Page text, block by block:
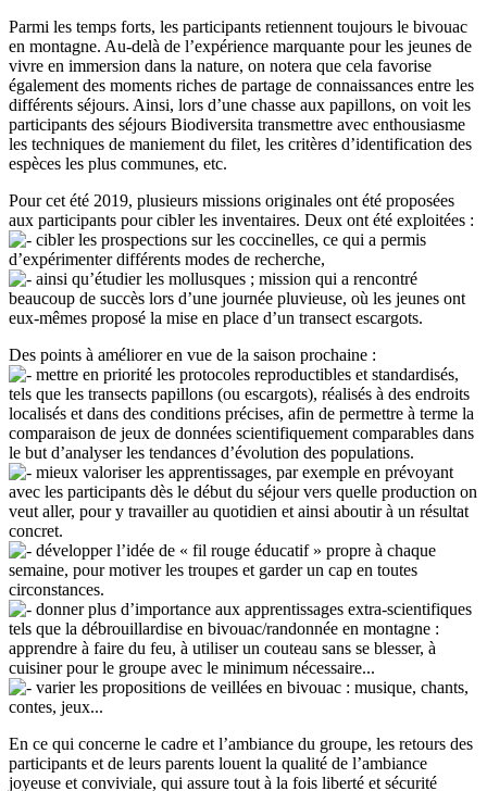
Parmi les temps forts, les participants retiennent toujours le bivouac
en montagne. Au-delà de l’expérience marquante pour les jeunes de
vivre en immersion dans la nature, on notera que cela favorise
également des moments riches de partage de connaissances entre les
différents séjours. Ainsi, lors d’une chasse aux papillons, on voit les
participants des séjours Biodiversita transmettre avec enthousiasme
les techniques de maniement du filet, les critères d’identification des
espèces les plus communes, etc.
Pour cet été 2019, plusieurs missions originales ont été proposées
aux participants pour cibler les inventaires. Deux ont été exploitées :
cibler les prospections sur les coccinelles, ce qui a permis
d’expérimenter différents modes de recherche,
ainsi qu’étudier les mollusques ; mission qui a rencontré
beaucoup de succès lors d’une journée pluvieuse, où les jeunes ont
eux-mêmes proposé la mise en place d’un transect escargots.
Des points à améliorer en vue de la saison prochaine :
mettre en priorité les protocoles reproductibles et standardisés,
tels que les transects papillons (ou escargots), réalisés à des endroits
localisés et dans des conditions précises, afin de permettre à terme la
comparaison de jeux de données scientifiquement comparables dans
le but d’analyser les tendances d’évolution des populations.
mieux valoriser les apprentissages, par exemple en prévoyant
avec les participants dès le début du séjour vers quelle production on
veut aller, pour y travailler au quotidien et ainsi aboutir à un résultat
concret.
développer l’idée de « fil rouge éducatif » propre à chaque
semaine, pour motiver les troupes et garder un cap en toutes
circonstances.
donner plus d’importance aux apprentissages extra-scientifiques
tels que la débrouillardise en bivouac/randonnée en montagne :
apprendre à faire du feu, à utiliser un couteau sans se blesser, à
cuisiner pour le groupe avec le minimum nécessaire...
varier les propositions de veillées en bivouac : musique, chants,
contes, jeux...
En ce qui concerne le cadre et l’ambiance du groupe, les retours des
participants et de leurs parents louent la qualité de l’ambiance
joyeuse et conviviale, qui assure tout à la fois liberté et sécurité